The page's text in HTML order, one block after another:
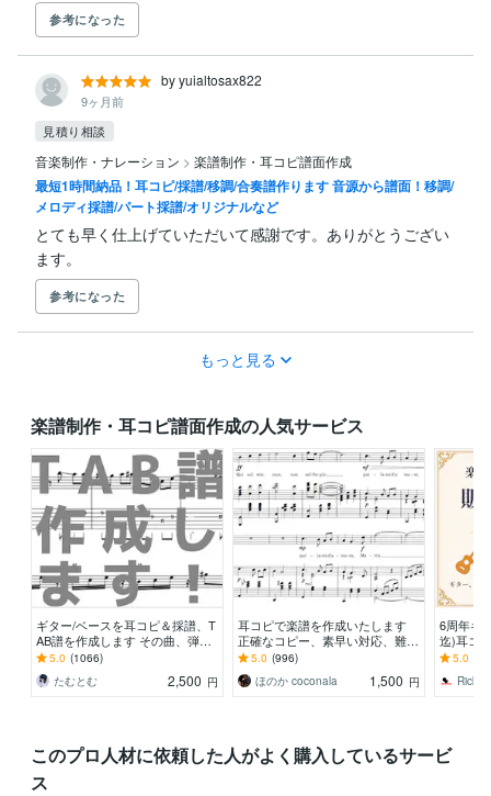
参考になった
by yuialtosax822
9ヶ月前
見積り相談
音楽制作・ナレーション > 楽譜制作・耳コピ譜面作成
最短1時間納品！耳コピ/採譜/移調/合奏譜作ります 音源から譜面！移調/
メロディ採譜/パート採譜/オリジナルなど
とても早く仕上げていただいて感謝です。ありがとうござい
ます。
参考になった
もっと見る
楽譜制作・耳コピ譜面作成の人気サービス
ギター/ベースを耳コピ＆採譜、T
AB譜を作成します その曲、弾け
るかも！個人練習やコピバンにお
すすめです！
5.0 (1066)
たむとむ
2,500 円
耳コピで楽譜を作成いたします
正確なコピー、素早い対応、難易
度別アレンジもOK！
5.0 (996)
ほのか coconala
1,500 円
6周年キ
迄)耳コ
譜可♪ 1
5.0
このプロ人材に依頼した人がよく購入しているサービ
ス